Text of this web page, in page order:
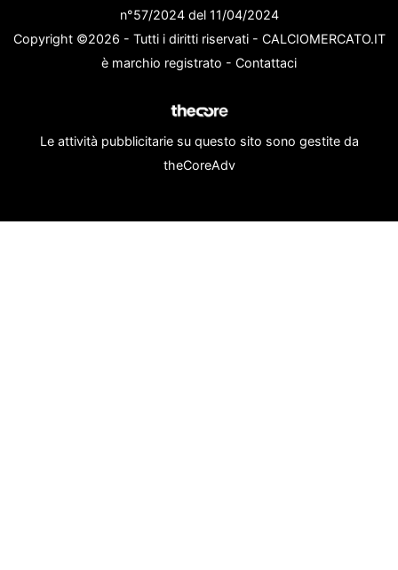
n°57/2024 del 11/04/2024
Copyright ©2026 - Tutti i diritti riservati - CALCIOMERCATO.IT
è marchio registrato - Contattaci
Le attività pubblicitarie su questo sito sono gestite da
theCoreAdv